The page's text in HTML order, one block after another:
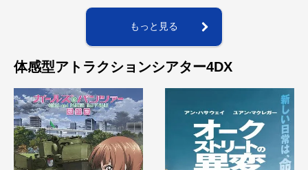
もっと見る
体感型アトラクションシアター4DX